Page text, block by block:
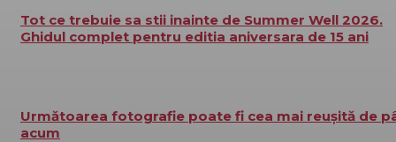
Tot ce trebuie sa stii inainte de Summer Well 2026.
Ghidul complet pentru editia aniversara de 15 ani
Următoarea fotografie poate fi cea mai reușită de
acum